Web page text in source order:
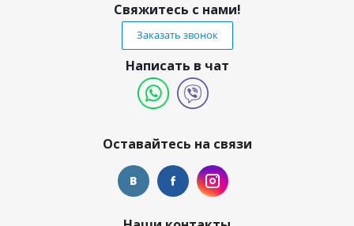
Свяжитесь с нами!
Заказать звонок
Написать в чат
Оставайтесь на связи